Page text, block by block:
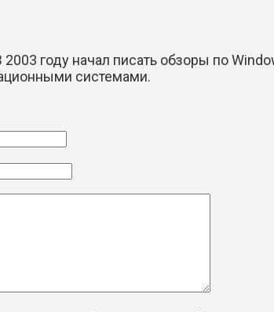
году начал писать обзоры по
системами.